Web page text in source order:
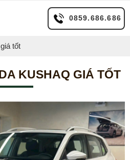
0859.686.686
tốt
KUSHAQ GIÁ TỐT